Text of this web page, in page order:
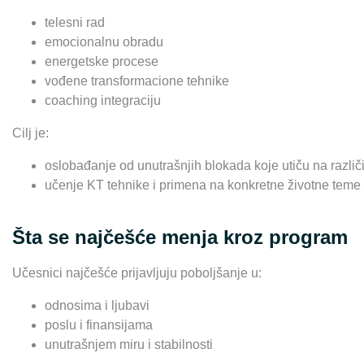
telesni rad
emocionalnu obradu
energetske procese
vođene transformacione tehnike
coaching integraciju
Cilj je:
oslobađanje od unutrašnjih blokada koje utiču na
učenje KT tehnike i primena na konkretne životne teme
Šta se najčešće menja kroz program
Učesnici najčešće prijavljuju poboljšanje u:
odnosima i ljubavi
poslu i finansijama
unutrašnjem miru i stabilnosti